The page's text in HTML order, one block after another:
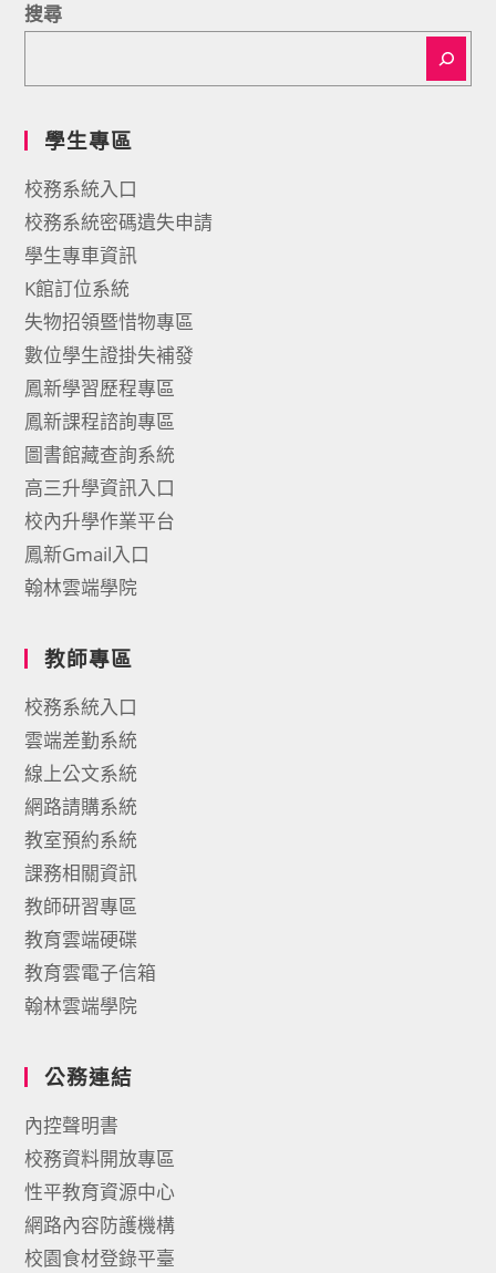
搜尋
學生專區
校務系統入口
校務系統密碼遺失申請
學生專車資訊
K館訂位系統
失物招領暨惜物專區
數位學生證掛失補發
鳳新學習歷程專區
鳳新課程諮詢專區
圖書館藏查詢系統
高三升學資訊入口
校內升學作業平台
鳳新Gmail入口
翰林雲端學院
教師專區
校務系統入口
雲端差勤系統
線上公文系統
網路請購系統
教室預約系統
課務相關資訊
教師研習專區
教育雲端硬碟
教育雲電子信箱
翰林雲端學院
公務連結
內控聲明書
校務資料開放專區
性平教育資源中心
網路內容防護機構
校園食材登錄平臺